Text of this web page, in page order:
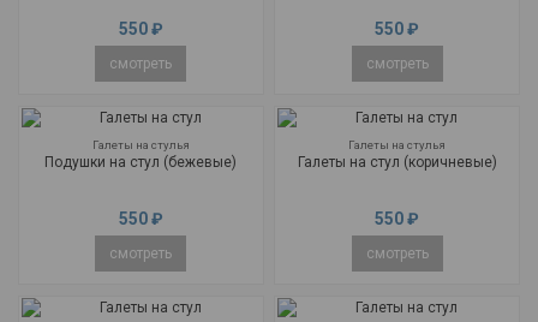
550 ₽
смотреть
550 ₽
смотреть
Галеты на стулья
Подушки на стул (бежевые)
550 ₽
смотреть
Галеты на стулья
Галеты на стул (коричневые)
550 ₽
смотреть